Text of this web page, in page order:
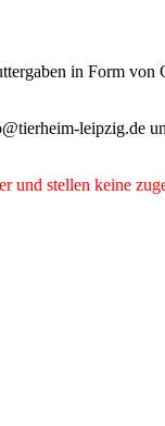
in Form
leipzig.de
stellen keine